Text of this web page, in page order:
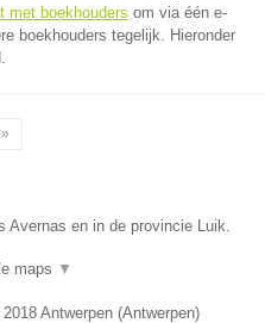
met boekhouders om via één e-
boekhouders tegelijk. Hieronder
Avernas en in de provincie Luik.
maps ▼
2018 Antwerpen (Antwerpen)